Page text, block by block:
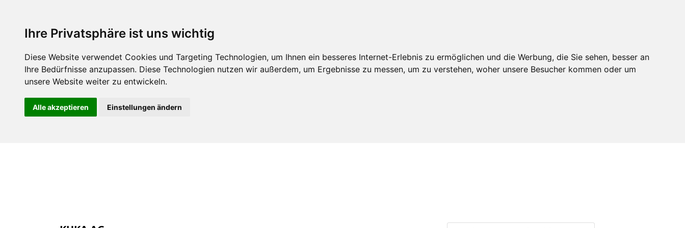
Ihre Privatsphäre ist uns wichtig
Diese Website verwendet Cookies und Targeting Technologien, um Ihnen ein besseres Internet-Erlebnis zu ermöglichen und die Werbung, die Sie sehen, besser an
Ihre Bedürfnisse anzupassen. Diese Technologien nutzen wir außerdem, um Ergebnisse zu messen, um zu verstehen, woher unsere Besucher kommen oder um
unsere Website weiter zu entwickeln.
Alle akzeptieren Einstellungen ändern